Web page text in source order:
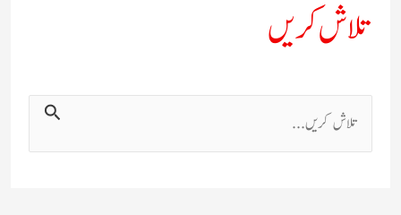
تلاش کریں
ل